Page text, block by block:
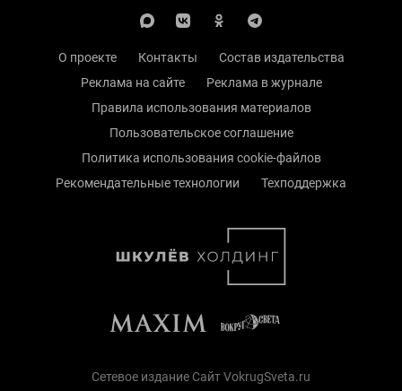
О проекте Контакты
Состав издательства
Реклама на сайте
Реклама в журнале
Правила использования материалов
Пользовательское соглашение
Политика использования cookie-файлов
Рекомендательные технологии
Техподдержка
Сетевое издание Сайт VokrugSveta.ru